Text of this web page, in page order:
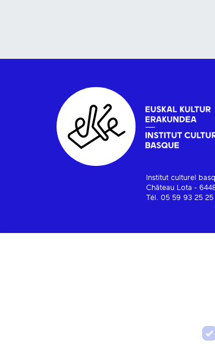
Institut culturel
Château Lota -
Tél. 05 59 93 25 25